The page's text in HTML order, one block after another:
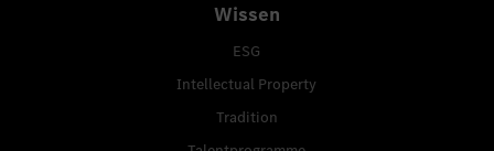
Wissen
ESG
Intellectual Property
Tradition